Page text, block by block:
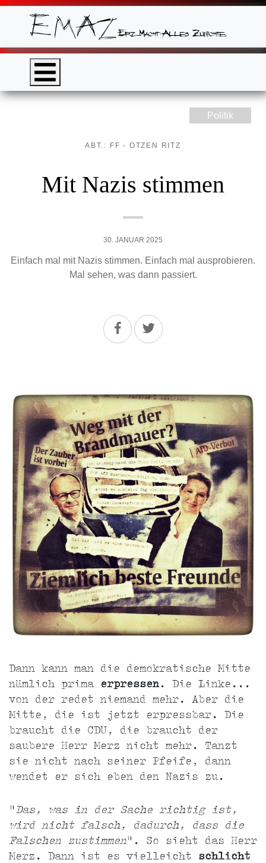
Politik
ABT.: FF - OTZEN RITZ
Mit Nazis stimmen
30. JANUAR 2025
Einfach mal mit Nazis stimmen. Einfach mal ausprobieren.
Mal sehen, was dann passiert.
Dann kann man die demokratische Mitte
nämlich prima erpressen. Die Linke...
von der redet niemand mehr. Aber die
Mitte, die ist jetzt erpressbar. Die
braucht die CDU, die braucht der
saubere Herr Merz nicht mehr. Tanzt
sie nicht nach seiner Pfeife, dann
wendet er sich eben den Nazis zu.
"Das, was in der Sache richtig ist,
wird nicht falsch, dadurch, dass die
Falschen zustimmen". So sieht das Herr
Merz. Dann ist es vielleicht schlicht